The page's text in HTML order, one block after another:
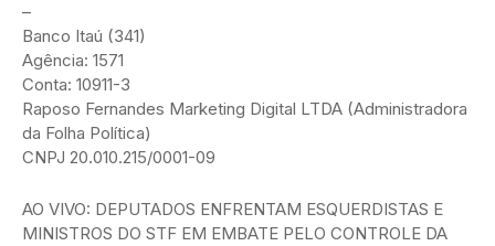
–
Banco Itaú (341)
Agência: 1571
Conta: 10911-3
Raposo Fernandes Marketing Digital LTDA (Administradora
da Folha Política)
CNPJ 20.010.215/0001-09
AO VIVO: DEPUTADOS ENFRENTAM ESQUERDISTAS E
MINISTROS DO STF EM EMBATE PELO CONTROLE DA